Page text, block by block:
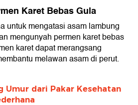
Karet Bebas Gula
untuk mengatasi asam lambung
mengunyah permen karet bebas
karet dapat merangsang
melawan asam di perut.
Umur dari Pakar Kesehatan